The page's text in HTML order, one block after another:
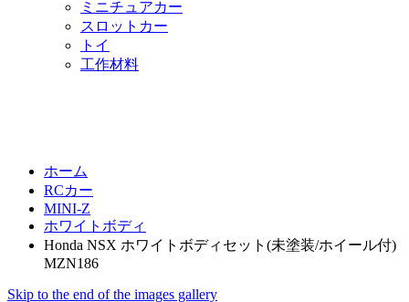
ミニチュアカー
スロットカー
トイ
工作材料
ホーム
RCカー
MINI-Z
ホワイトボディ
Honda NSX ホワイトボディセット(未塗装/ホイール付)
MZN186
Skip to the end of the images gallery